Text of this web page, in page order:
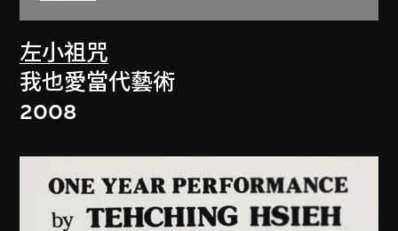
左小祖咒
我也愛當代藝術
2008